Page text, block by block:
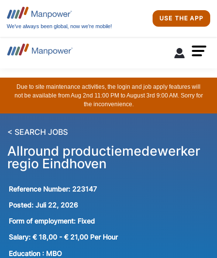
We’ve always been global, now we’re mobile!
USE THE APP
Due to site maintenance activities, the login and job apply features will
not be available from Aug 2nd 11:00 PM to August 3rd 9:00 AM. Sorry for
the inconvenience.
< SEARCH JOBS
Allround productiemedewerker
regio Eindhoven
Reference Number: 223147
Posted: Juli 22, 2026
Form of employment: Fixed
Salary: € 18,00 - € 21,00 Per Hour
Education : MBO